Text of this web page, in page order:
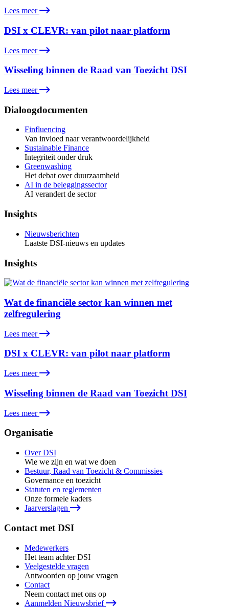
Lees meer
DSI x CLEVR: van pilot naar platform
Lees meer
Wisseling binnen de Raad van Toezicht DSI
Lees meer
Dialoogdocumenten
Finfluencing
Van invloed naar verantwoordelijkheid
Sustainable Finance
Integriteit onder druk
Greenwashing
Het debat over duurzaamheid
AI in de beleggingssector
AI verandert de sector
Insights
Nieuwsberichten
Laatste DSI-nieuws en updates
Insights
Wat de financiële sector kan winnen met
zelfregulering
Lees meer
DSI x CLEVR: van pilot naar platform
Lees meer
Wisseling binnen de Raad van Toezicht DSI
Lees meer
Organisatie
Over DSI
Wie we zijn en wat we doen
Bestuur, Raad van Toezicht & Commissies
Governance en toezicht
Statuten en reglementen
Onze formele kaders
Jaarverslagen
Contact met DSI
Medewerkers
Het team achter DSI
Veelgestelde vragen
Antwoorden op jouw vragen
Contact
Neem contact met ons op
Aanmelden Nieuwsbrief